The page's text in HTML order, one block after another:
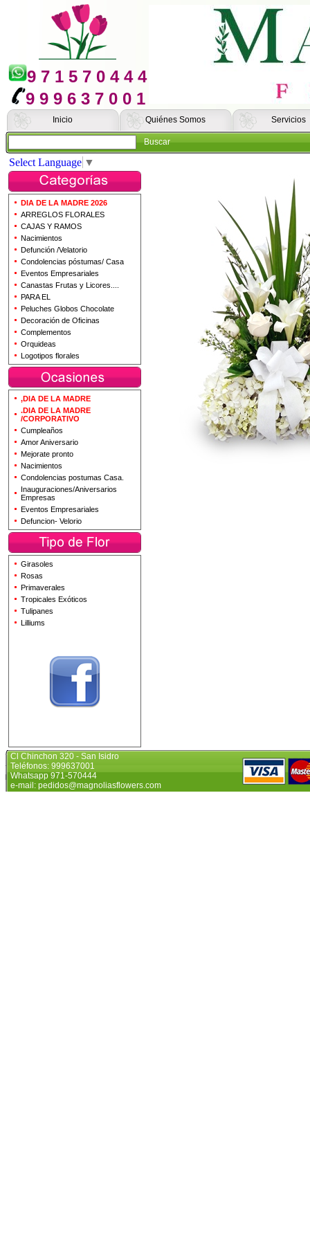
9 7 1 5 7 0 4 4 4
9 9 9 6 3 7 0 0 1
Inicio Quiénes Somos Servicios
Buscar
Select Language ▼
DIA DE LA MADRE 2026
ARREGLOS FLORALES
CAJAS Y RAMOS
Nacimientos
Defunción /Velatorio
Condolencias póstumas/ Casa
Eventos Empresariales
Canastas Frutas y Licores....
PARA EL
Peluches Globos Chocolate
Decoración de Oficinas
Complementos
Orquideas
Logotipos florales
,DIA DE LA MADRE
.DIA DE LA MADRE
/CORPORATIVO
Cumpleaños
Amor Aniversario
Mejorate pronto
Nacimientos
Condolencias postumas Casa.
Inauguraciones/Aniversarios
Empresas
Eventos Empresariales
Defuncion- Velorio
Girasoles
Rosas
Primaverales
Tropicales Exóticos
Tulipanes
Lilliums
Cl Chinchon 320 - San Isidro
Teléfonos: 999637001
Whatsapp 971-570444
e-mail: pedidos@magnoliasflowers.com